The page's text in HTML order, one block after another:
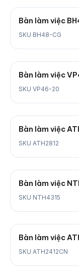
Bàn làm việc
SKU BH48-CG
Bàn làm việc
SKU VP46-20
Bàn làm việc
SKU ATH2812
Bàn làm việc
SKU NTH4315
Bàn làm việc
SKU ATH2412CN